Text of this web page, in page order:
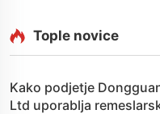
Tople novice
Kako podjetje
Ltd uporablja